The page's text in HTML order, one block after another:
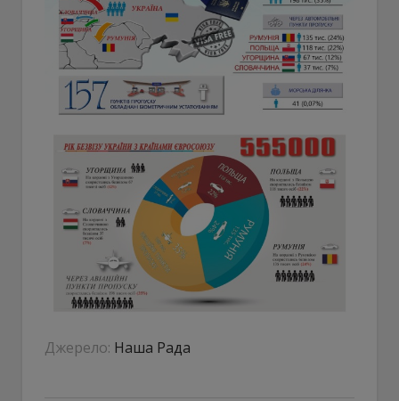
Джерело: Наша Рада